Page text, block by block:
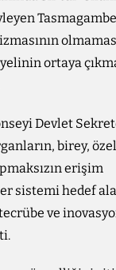
ortaya
Devlet
birey,
erişim
sistemi hedef
ve